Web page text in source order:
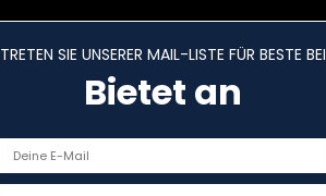
TRETEN SIE UNSERER MAIL-LISTE FÜR BESTE BEI
Bietet an